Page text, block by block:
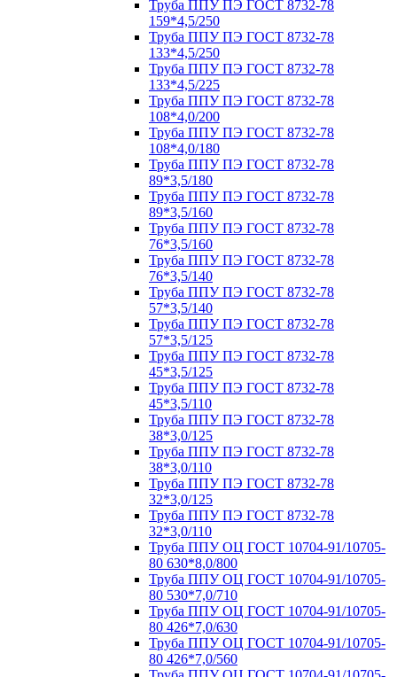
Труба ППУ ПЭ ГОСТ 8732-78
159*4,5/250
Труба ППУ ПЭ ГОСТ 8732-78
133*4,5/250
Труба ППУ ПЭ ГОСТ 8732-78
133*4,5/225
Труба ППУ ПЭ ГОСТ 8732-78
108*4,0/200
Труба ППУ ПЭ ГОСТ 8732-78
108*4,0/180
Труба ППУ ПЭ ГОСТ 8732-78
89*3,5/180
Труба ППУ ПЭ ГОСТ 8732-78
89*3,5/160
Труба ППУ ПЭ ГОСТ 8732-78
76*3,5/160
Труба ППУ ПЭ ГОСТ 8732-78
76*3,5/140
Труба ППУ ПЭ ГОСТ 8732-78
57*3,5/140
Труба ППУ ПЭ ГОСТ 8732-78
57*3,5/125
Труба ППУ ПЭ ГОСТ 8732-78
45*3,5/125
Труба ППУ ПЭ ГОСТ 8732-78
45*3,5/110
Труба ППУ ПЭ ГОСТ 8732-78
38*3,0/125
Труба ППУ ПЭ ГОСТ 8732-78
38*3,0/110
Труба ППУ ПЭ ГОСТ 8732-78
32*3,0/125
Труба ППУ ПЭ ГОСТ 8732-78
32*3,0/110
Труба ППУ ОЦ ГОСТ 10704-91/10705-
80 630*8,0/800
Труба ППУ ОЦ ГОСТ 10704-91/10705-
80 530*7,0/710
Труба ППУ ОЦ ГОСТ 10704-91/10705-
80 426*7,0/630
Труба ППУ ОЦ ГОСТ 10704-91/10705-
80 426*7,0/560